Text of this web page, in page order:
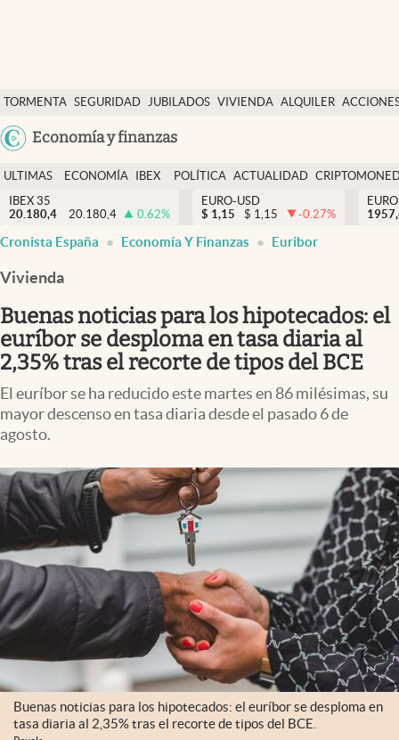
TORMENTA SEGURIDAD JUBILADOS VIVIENDA ALQUILER
Economía y finanzas
Economía y finanzas
Política
Actualidad
Criptomonedas
España
ULTIMAS
NOTICIAS
ECONOMÍA
FINANZAS
IBEX
EURO
POLÍTICA ACTUALIDAD
IBEX 35
20.180,4
20.180,4 0.62%
EURO-USD
$ 1,15 $ 1,15 -0.27%
Cronista España Economía Y Finanzas Euribor
Vivienda
Buenas noticias para los hipotecados: el
euríbor se desploma en tasa diaria al
2,35% tras el recorte de tipos del BCE
El euríbor se ha reducido este martes en 86 milésimas, su
mayor descenso en tasa diaria desde el pasado 6 de
agosto.
Buenas noticias para los hipotecados: el euríbor se desploma en
tasa diaria al 2,35% tras el recorte de tipos del BCE.